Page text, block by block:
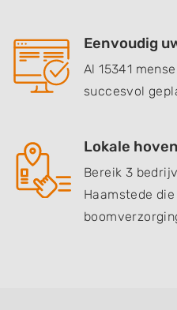
Eenvoudig
Al 15341
succesvol
Lokale
Bereik 3
Haamstede